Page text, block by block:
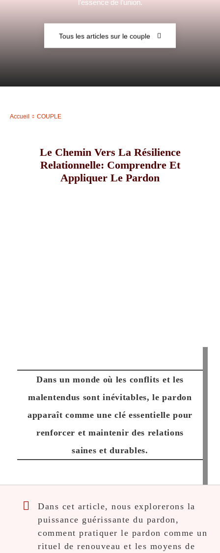
–
l’essence de l’union.
Tous les articles sur le couple
Accueil COUPLE
Le Chemin Vers La Résilience
Relationnelle: Comprendre Et
Appliquer Le Pardon
Dans un monde où les conflits et les
malentendus sont inévitables, le pardon
apparaît comme une clé essentielle pour
renforcer et maintenir des relations
saines et durables.
Dans cet article, nous explorerons la
puissance guérissante du pardon,
comment pratiquer le pardon comme un
rituel de renouveau et les moyens de